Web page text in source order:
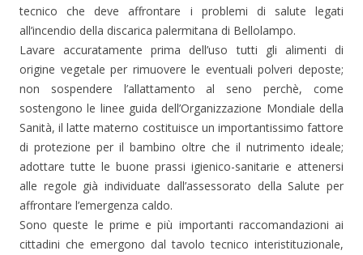
tecnico che deve affrontare i problemi di salute legati
all’incendio della discarica palermitana di Bellolampo.
Lavare accuratamente prima dell’uso tutti gli alimenti di
origine vegetale per rimuovere le eventuali polveri deposte;
non sospendere l’allattamento al seno perchè, come
sostengono le linee guida dell’Organizzazione Mondiale della
Sanità, il latte materno costituisce un importantissimo fattore
di protezione per il bambino oltre che il nutrimento ideale;
adottare tutte le buone prassi igienico-sanitarie e attenersi
alle regole già individuate dall’assessorato della Salute per
affrontare l’emergenza caldo.
Sono queste le prime e più importanti raccomandazioni ai
cittadini che emergono dal tavolo tecnico interistituzionale,